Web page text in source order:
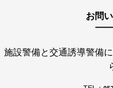
お問
施設警備と交通誘導警備